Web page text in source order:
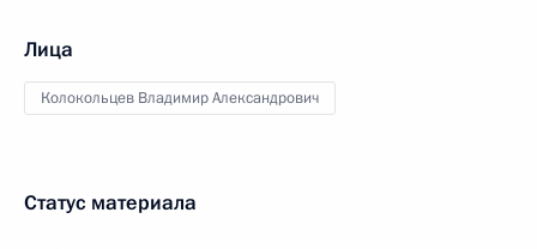
Лица
Колокольцев Владимир Александрович
Статус материала